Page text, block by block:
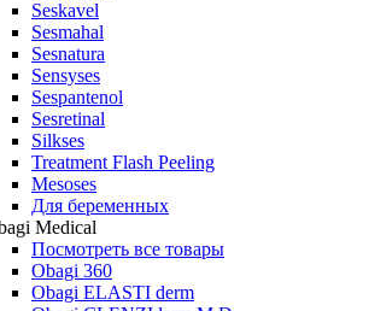
Seskavel
Sesmahal
Sesnatura
Sensyses
Sespantenol
Sesretinal
Silkses
Treatment Flash Peeling
Mesoses
Для беременных
Medical
Посмотреть все товары
Obagi 360
Obagi ELASTI derm